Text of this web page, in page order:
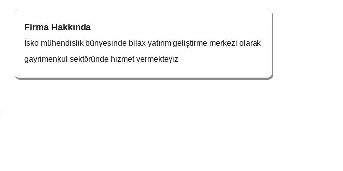
Firma Hakkında
İsko mühendislik bünyesinde bilax yatırım geliştirme merkezi olarak
gayrimenkul sektöründe hizmet vermekteyiz